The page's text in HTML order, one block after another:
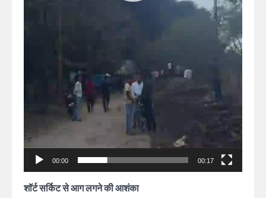
00:00 00:17
शॉर्ट सर्किट से आग लगने की आशंका